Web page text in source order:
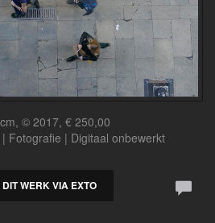
© 2017, € 250,00
Fotografie | Digitaal onbewerkt
DIT WERK VIA EXTO